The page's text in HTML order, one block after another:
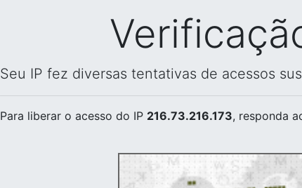
Seu IP fez diversas tentativas de acessos
Para liberar o acesso do IP 216.73.216.173, responda